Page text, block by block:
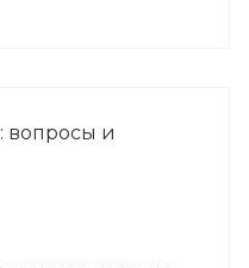
вопросы и